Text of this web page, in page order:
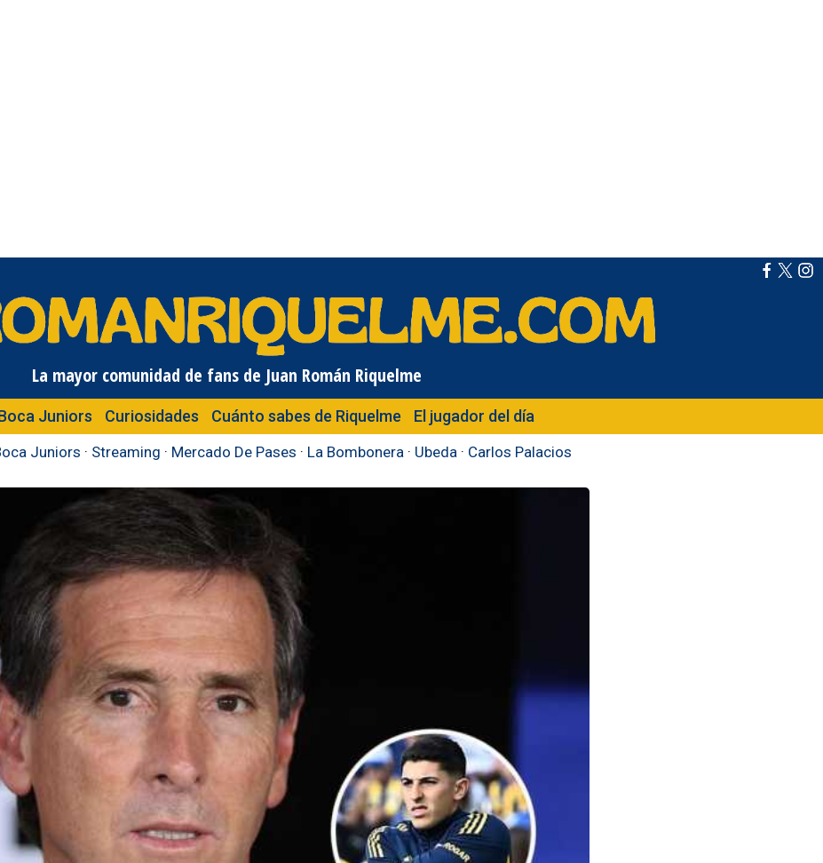
La mayor comunidad de fans de Juan Román Riquelme
Juniors Curiosidades Cuánto sabes de Riquelme El jugador del día
Juniors · Streaming · Mercado De Pases · La Bombonera · Ubeda · Carlos Palacios